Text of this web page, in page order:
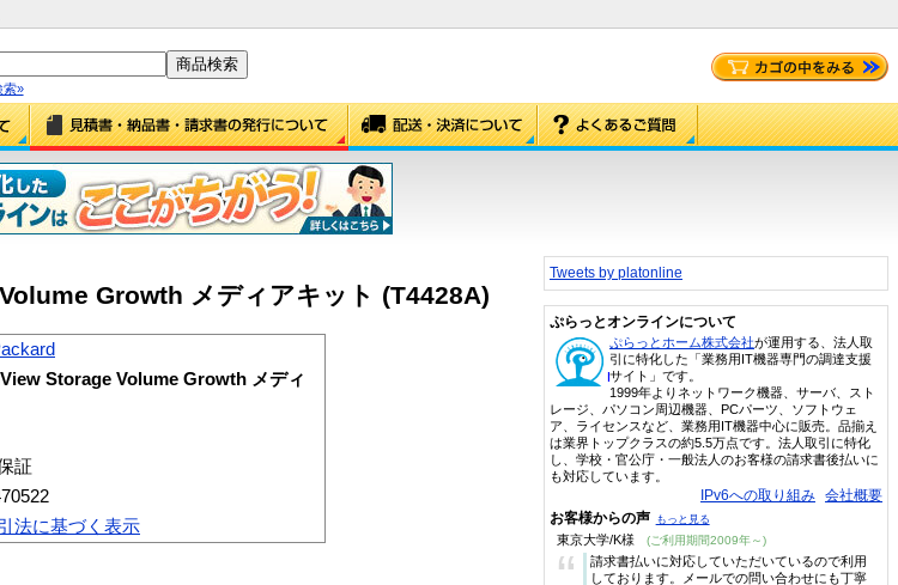
索»
Growth メディアキット (T4428A)
Storage Volume Growth メディ
証
法に基づく表示
Tweets by platonline
ぷらっとオンラインについて
ぷらっとホーム株式会社が運用する、法人取
引に特化した「業務用IT機器専門の調達支援
サイト」です。
1999年よりネットワーク機器、サーバ、スト
レージ、パソコン周辺機器、PCパーツ、ソフトウェ
ア、ライセンスなど、業務用IT機器中心に販売。品揃え
は業界トップクラスの約5.5万点です。法人取引に特化
し、学校・官公庁・一般法人のお客様の請求書後払いに
も対応しています。
IPv6への取り組み 会社概要
お客様からの声 もっと見る
東京大学/K様 (ご利用期間2009年～)
請求書払いに対応していただいているので利用
しております。メールでの問い合わせにも丁寧